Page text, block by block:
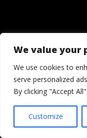
We value your
We use cookies to
serve personalized
By clicking "Accept
Customize
dicen que
Crónicas de